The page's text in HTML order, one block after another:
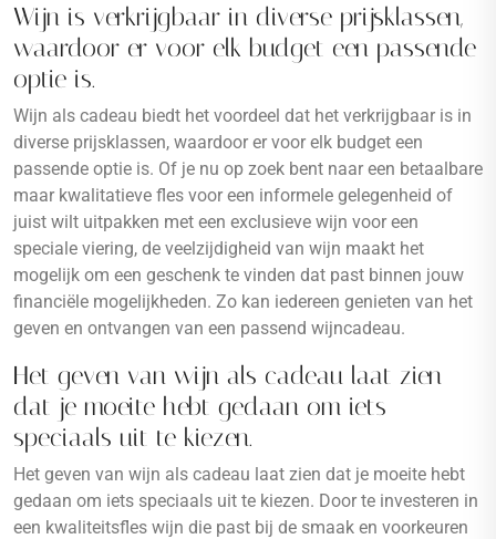
Wijn is verkrijgbaar in diverse prijsklassen,
waardoor er voor elk budget een passende
optie is.
Wijn als cadeau biedt het voordeel dat het verkrijgbaar is in
diverse prijsklassen, waardoor er voor elk budget een
passende optie is. Of je nu op zoek bent naar een betaalbare
maar kwalitatieve fles voor een informele gelegenheid of
juist wilt uitpakken met een exclusieve wijn voor een
speciale viering, de veelzijdigheid van wijn maakt het
mogelijk om een geschenk te vinden dat past binnen jouw
financiële mogelijkheden. Zo kan iedereen genieten van het
geven en ontvangen van een passend wijncadeau.
Het geven van wijn als cadeau laat zien
dat je moeite hebt gedaan om iets
speciaals uit te kiezen.
Het geven van wijn als cadeau laat zien dat je moeite hebt
gedaan om iets speciaals uit te kiezen. Door te investeren in
een kwaliteitsfles wijn die past bij de smaak en voorkeuren